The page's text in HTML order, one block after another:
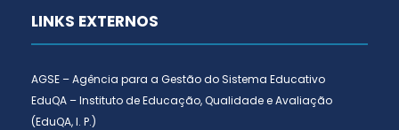
LINKS EXTERNOS
AGSE – Agência para a Gestão do Sistema Educativo
EduQA – Instituto de Educação, Qualidade e Avaliação
(EduQA, I. P.)